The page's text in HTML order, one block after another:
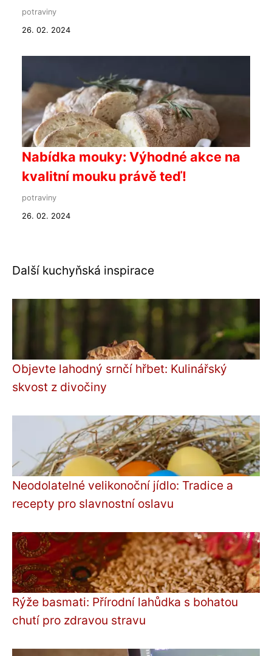
potraviny
26. 02. 2024
Nabídka mouky: Výhodné akce na
kvalitní mouku právě teď!
potraviny
26. 02. 2024
Další kuchyňská inspirace
Objevte lahodný srnčí hřbet: Kulinářský
skvost z divočiny
Neodolatelné velikonoční jídlo: Tradice a
recepty pro slavnostní oslavu
Rýže basmati: Přírodní lahůdka s bohatou
chutí pro zdravou stravu